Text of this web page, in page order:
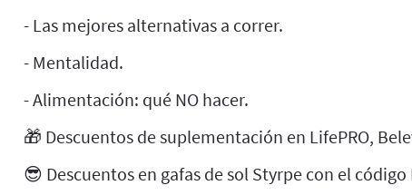
- Las mejores alternativas a correr.
- Mentalidad.
- Alimentación: qué NO hacer.
🎁 Descuentos de suplementación en LifePRO,
😎 Descuentos en gafas de sol Styrpe con el código